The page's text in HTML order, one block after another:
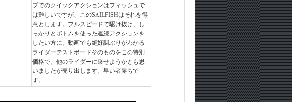
プでのクイックアクションはフィッシュで
は難しいですが、このSAILFISHはそれを得
意とします。フルスピードで駆け抜け、し
っかりとボトムを使った連続アクションを
したい方に。動画でも絶好調ぶりがわかる
ライダーテストボードそのものをこの特別
価格で。他のライダーに乗せようかとも思
いましたが売り出します。早い者勝ちで
す。